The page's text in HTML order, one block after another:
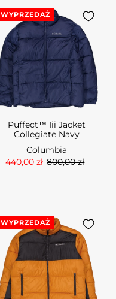
WYPRZEDAŻ
Puffect™ Iii Jacket
Collegiate Navy
Columbia
440,00 zł 800,00 zł
WYPRZEDAŻ